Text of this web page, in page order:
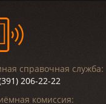
справочная служба:
206-22-22
комиссия: